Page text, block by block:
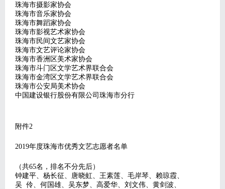
珠海市摄影家协会
珠海市音乐家协会
珠海市舞蹈家协会
珠海市影视艺术家协会
珠海市民间文艺家协会
珠海市文艺评论家协会
珠海市香洲区美术家协会
珠海市斗门区文学艺术界联合会
珠海市金湾区文学艺术界联合会
珠海市公安局美术协会
中国建设银行股份有限公司珠海市分行
附件2
2019年度珠海市优秀文艺志愿者名单
（共65名，排名不分先后）
钟建平、杨长征、唐晓虹、王素莲、毛岸琴、赖琼霞、
吴 伶、何国雄、吴东梦、高爱华、刘文伟、黄剑波、